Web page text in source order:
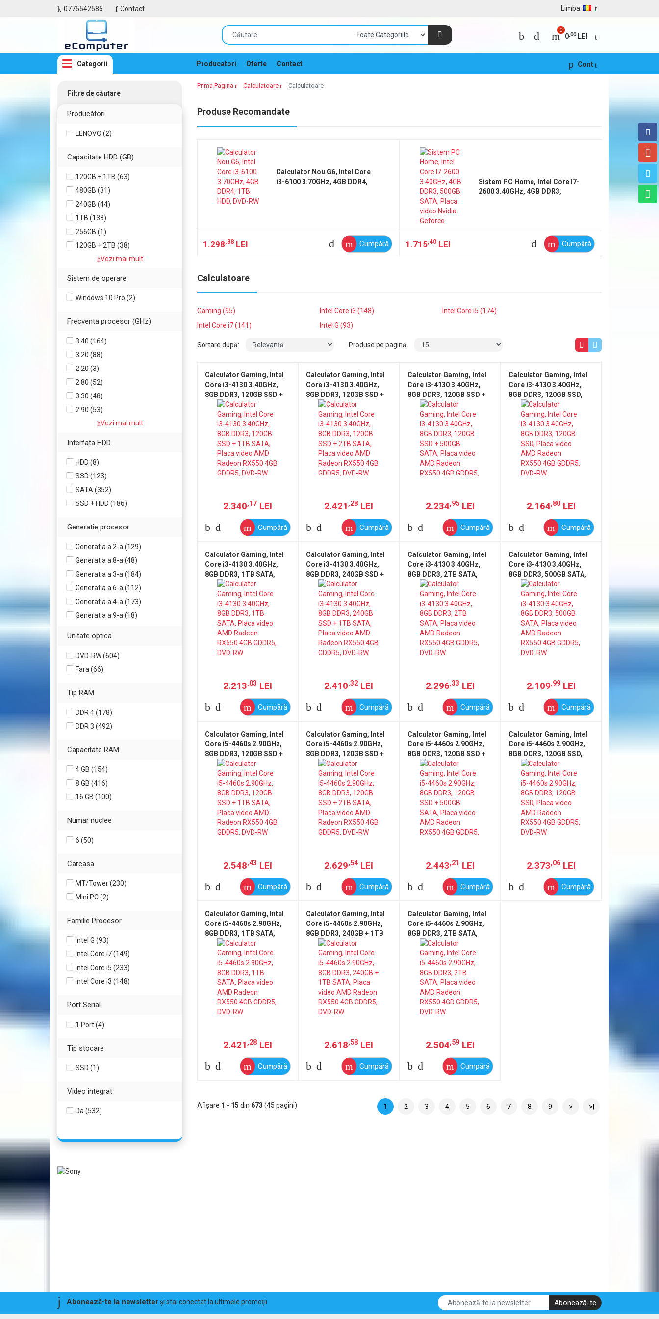
0775542585 Contact Limba:
0
0,00LEI
Categorii Producatori Oferte Contact Cont
Filtre de căutare
Producători
LENOVO (2)
Capacitate HDD (GB)
120GB + 1TB (63)
480GB (31)
240GB (44)
1TB (133)
256GB (1)
120GB + 2TB (38)
2TB (67)
240GB + 1TB (54)
120GB + 500GB (41)
500GB (90)
120GB (76)
512GB (1)
Vezi mai mult
Sistem de operare
Windows 10 Pro (2)
Frecventa procesor (GHz)
3.40 (164)
3.20 (88)
2.20 (3)
2.80 (52)
3.30 (48)
2.90 (53)
3.00 (76)
3.10 (90)
Vezi mai mult
Interfata HDD
HDD (8)
SSD (123)
SATA (352)
SSD + HDD (186)
Generatie procesor
Generatia a 2-a (129)
Generatia a 8-a (48)
Generatia a 3-a (184)
Generatia a 6-a (112)
Generatia a 4-a (173)
Generatia a 9-a (18)
Unitate optica
DVD-RW (604)
Fara (66)
Tip RAM
DDR 4 (178)
DDR 3 (492)
Capacitate RAM
4 GB (154)
8 GB (416)
16 GB (100)
Numar nuclee
6 (50)
Carcasa
MT/Tower (230)
Mini PC (2)
Familie Procesor
Intel G (93)
Intel Core i7 (149)
Intel Core i5 (233)
Intel Core i3 (148)
Port Serial
1 Port (4)
Tip stocare
SSD (1)
Video integrat
Da (532)
Prima Pagina Calculatoare Calculatoare
Produse Recomandate
Calculator Nou G6, Intel Core
i3-6100 3.70GHz, 4GB DDR4,
1.298,88 LEI Cumpără
Sistem PC Home, Intel Core I7-
2600 3.40GHz, 4GB DDR3,
1.715,40 LEI Cumpără
Calculatoare
Gaming (95) Intel Core i3 (148)
Intel Core i5 (174)
Intel Core i7 (141)
Intel G (93)
Sortare după: Produse pe pagină:
Calculator Gaming, Intel
Core i3-4130 3.40GHz,
8GB DDR3, 120GB SSD +
1TB SATA, Placa video
AMD Radeon RX550 4GB
GDDR5, DVD-RW
2.340,17 LEI
Cumpără
Calculator Gaming, Intel
Core i3-4130 3.40GHz,
8GB DDR3, 120GB SSD +
2TB SATA, Placa video
AMD Radeon RX550 4GB
GDDR5, DVD-RW
2.421,28 LEI
Cumpără
Calculator Gaming, Intel
Core i3-4130 3.40GHz,
8GB DDR3, 120GB SSD +
500GB SATA, Placa video
AMD Radeon RX550 4GB
GDDR5, DVD-RW
2.234,95LEI
Cumpără
Calculator Gaming, Intel
Core i3-4130 3.40GHz,
8GB DDR3, 120GB SSD,
Placa video AMD Radeon
RX550 4GB GDDR5, DVD-
2.164,80LEI
Cumpără
Calculator Gaming, Intel
Core i3-4130 3.40GHz,
8GB DDR3, 1TB SATA,
Placa video AMD Radeon
RX550 4GB GDDR5, DVD-
2.213,03 LEI
Cumpără
Calculator Gaming, Intel
Core i3-4130 3.40GHz,
8GB DDR3, 240GB SSD +
1TB SATA, Placa video
AMD Radeon RX550 4GB
GDDR5, DVD-RW
2.410,32 LEI
Cumpără
Calculator Gaming, Intel
Core i3-4130 3.40GHz,
8GB DDR3, 2TB SATA,
Placa video AMD Radeon
RX550 4GB GDDR5, DVD-
2.296,33 LEI
Cumpără
Calculator Gaming, Intel
Core i3-4130 3.40GHz,
8GB DDR3, 500GB SATA,
Placa video AMD Radeon
RX550 4GB GDDR5, DVD-
2.109,99LEI
Cumpără
Calculator Gaming, Intel
Core i5-4460s 2.90GHz,
8GB DDR3, 120GB SSD +
1TB SATA, Placa video
AMD Radeon RX550 4GB
GDDR5, DVD-RW
2.548,43 LEI
Cumpără
Calculator Gaming, Intel
Core i5-4460s 2.90GHz,
8GB DDR3, 120GB SSD +
2TB SATA, Placa video
AMD Radeon RX550 4GB
GDDR5, DVD-RW
2.629,54LEI
Cumpără
Calculator Gaming, Intel
Core i5-4460s 2.90GHz,
8GB DDR3, 120GB SSD +
500GB SATA, Placa video
AMD Radeon RX550 4GB
GDDR5, DVD-RW
2.443,21 LEI
Cumpără
Calculator Gaming, Intel
Core i5-4460s 2.90GHz,
8GB DDR3, 120GB SSD,
Placa video AMD Radeon
RX550 4GB GDDR5, DVD-
2.373,06LEI
Cumpără
Calculator Gaming, Intel
Core i5-4460s 2.90GHz,
8GB DDR3, 1TB SATA,
Placa video AMD Radeon
RX550 4GB GDDR5, DVD-
2.421,28 LEI
Cumpără
Calculator Gaming, Intel
Core i5-4460s 2.90GHz,
8GB DDR3, 240GB + 1TB
SATA, Placa video AMD
Radeon RX550 4GB
GDDR5, DVD-RW
2.618,58 LEI
Cumpără
Calculator Gaming, Intel
Core i5-4460s 2.90GHz,
8GB DDR3, 2TB SATA,
Placa video AMD Radeon
RX550 4GB GDDR5, DVD-
2.504,59LEI
Cumpără
Afişare 1 - 15 din 673 (45 pagini) 1 2 3 4 5 6 7 8 9 > >|
Abonează-te la newsletterși stai conectat la ultimele promoții Abonează-te